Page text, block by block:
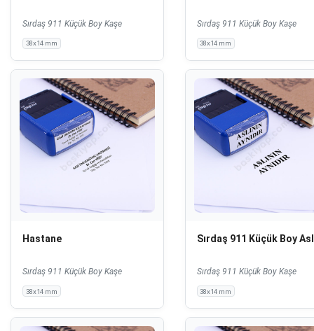
Sırdaş 911 Küçük Boy Kaşe
38x14 mm
Sırdaş 911 Küçük Boy Kaşe
38x14 mm
Hastane
Sırdaş 911 Küçük Boy Kaşe
38x14 mm
Sırdaş 911 Küçük Boy
Sırdaş 911 Küçük Boy Kaşe
38x14 mm